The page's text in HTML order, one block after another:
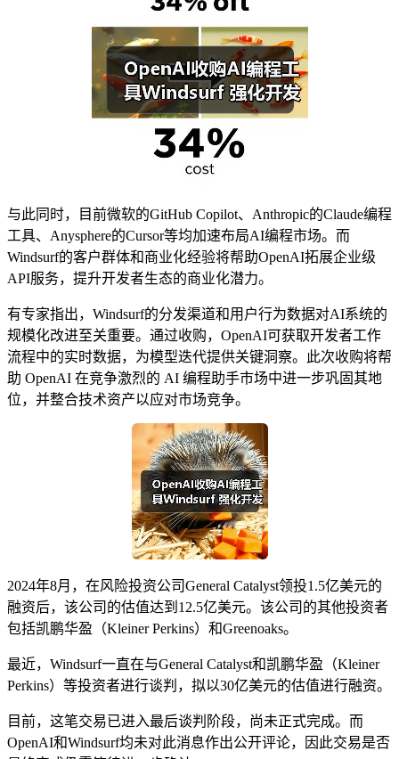
与此同时，目前微软的GitHub Copilot、Anthropic的Claude编程
工具、Anysphere的Cursor等均加速布局AI编程市场。而
Windsurf的客户群体和商业化经验将帮助OpenAI拓展企业级
API服务，提升开发者生态的商业化潜力。
有专家指出，Windsurf的分发渠道和用户行为数据对AI系统的
规模化改进至关重要。通过收购，OpenAI可获取开发者工作
流程中的实时数据，为模型迭代提供关键洞察。此次收购将帮
助 OpenAI 在竞争激烈的 AI 编程助手市场中进一步巩固其地
位，并整合技术资产以应对市场竞争。
2024年8月，在风险投资公司General Catalyst领投1.5亿美元的
融资后，该公司的估值达到12.5亿美元。该公司的其他投资者
包括凯鹏华盈（Kleiner Perkins）和Greenoaks。
最近，Windsurf一直在与General Catalyst和凯鹏华盈（Kleiner
Perkins）等投资者进行谈判，拟以30亿美元的估值进行融资。
目前，这笔交易已进入最后谈判阶段，尚未正式完成。而
OpenAI和Windsurf均未对此消息作出公开评论，因此交易是否